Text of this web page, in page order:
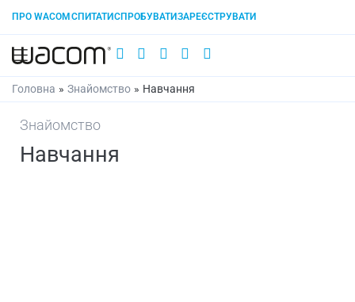
ПРО WACOM СПИТАТИ СПРОБУВАТИ ЗАРЕЄСТРУВАТИ
Головна » Знайомство » Навчання
Знайомство
Навчання